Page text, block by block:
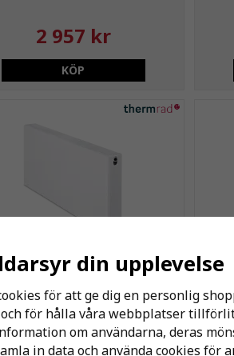
2 957 kr
KÖP
Compact-4 Plateau C11
500x600
988 kr
din upplevelse
för att ge dig en personlig
för hålla våra webbplatser
om användarna, deras
in data och använda cookies för